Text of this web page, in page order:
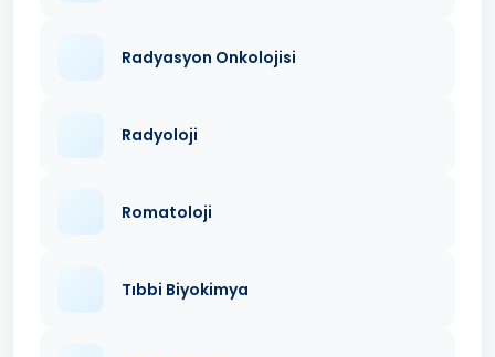
Radyasyon Onkolojisi
Radyoloji
Romatoloji
Tıbbi Biyokimya